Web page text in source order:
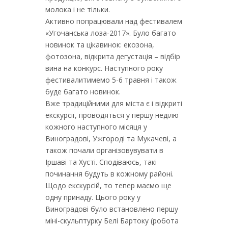
молока і не тільки.
Активно попрацювали над фестивалем
«Угочанська лоза-2017». Було багато
новинок та цікавинок: екозона,
фотозона, відкрита дегустація – відбір
вина на конкурс. Наступного року
фестивалитимемо 5-6 травня і також
буде багато новинок.
Вже традиційними для міста є і відкриті
екскурсії, проводяться у першу неділю
кожного наступного місяця у
Виноградові, Ужгороді та Мукачеві, а
також почали організовувувати в
Іршаві та Хусті. Сподіваюсь, такі
починання будуть в кожному районі.
Щодо екскурсій, то тепер маємо ще
одну принаду. Цього року у
Виноградові було встановлено першу
міні-скульптурку Белі Бартоку (робота